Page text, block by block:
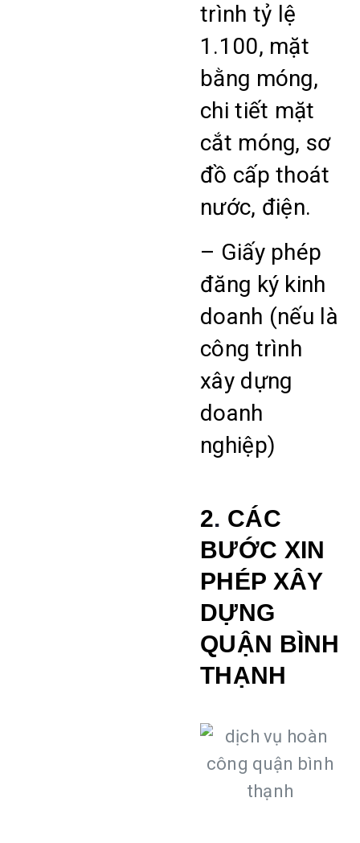
trình tỷ lệ
1.100, mặt
bằng móng,
chi tiết mặt
cắt móng, sơ
đồ cấp thoát
nước, điện.
– Giấy phép
đăng ký kinh
doanh (nếu là
công trình
xây dựng
doanh
nghiệp)
2. CÁC
BƯỚC XIN
PHÉP XÂY
DỰNG
QUẬN BÌNH
THẠNH